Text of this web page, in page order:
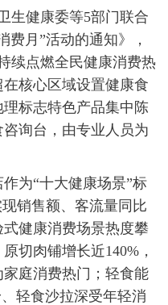
健康委等5部门联合
费月”活动的通知》，
续点燃全民健康消费热
核心区域设置健康食
标志特色产品集中陈
询台，由专业人员为
为“十大健康场景”标
销售额、客流量同比
健康消费场景热度攀
切肉铺增长近140%，
庭消费热门；轻食能
轻食沙拉深受年轻消